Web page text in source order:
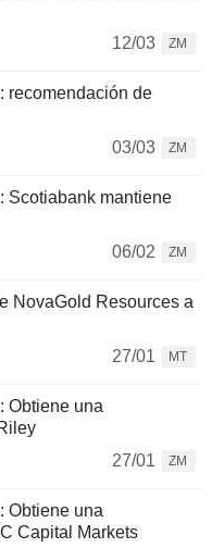
12/03
ZM
recomendación de
03/03
ZM
Scotiabank mantiene
06/02
ZM
NovaGold Resources a
27/01
MT
Obtiene una
27/01
ZM
Obtiene una
Capital Markets